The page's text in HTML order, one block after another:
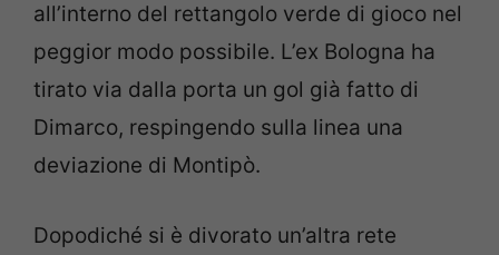
all’interno del rettangolo verde di gioco nel
peggior modo possibile. L’ex Bologna ha
tirato via dalla porta un gol già fatto di
Dimarco, respingendo sulla linea una
deviazione di Montipò.
Dopodiché si è divorato un’altra rete